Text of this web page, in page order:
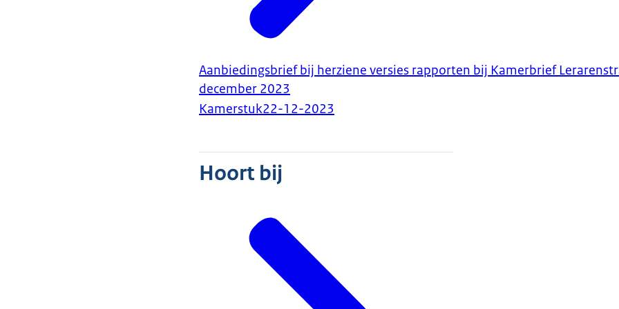
Aanbiedingsbrief bij herziene versies rapporten bij Kamerbrief
december 2023
Kamerstuk22-12-2023
Hoort bij